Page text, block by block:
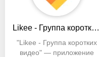
Likee - Группа коротких видео
"Likee - Группа коротких
видео" — приложение